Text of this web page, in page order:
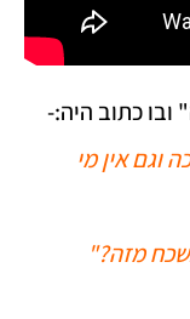
כתוב היה:-
וגם אין מי
מזה?"